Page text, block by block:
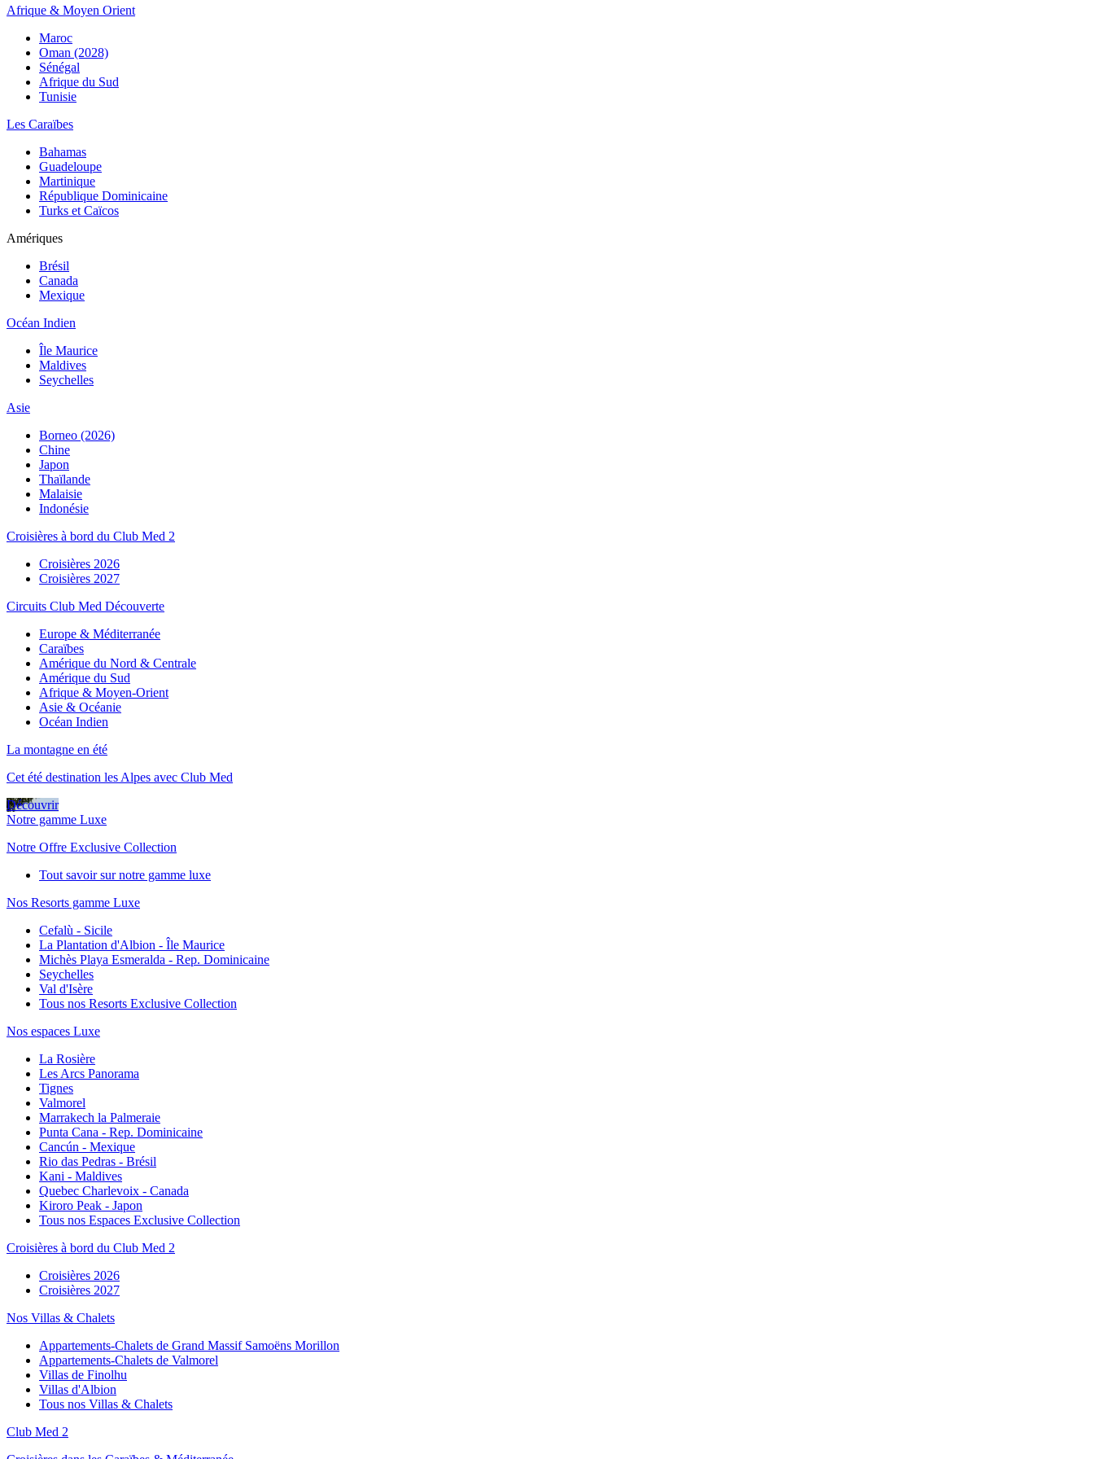
Afrique & Moyen Orient
Maroc
Oman (2028)
Sénégal
Afrique du Sud
Tunisie
Les Caraïbes
Bahamas
Guadeloupe
Martinique
République Dominicaine
Turks et Caïcos
Amériques
Brésil
Canada
Mexique
Océan Indien
Île Maurice
Maldives
Seychelles
Asie
Borneo (2026)
Chine
Japon
Thaïlande
Malaisie
Indonésie
Croisières à bord du Club Med 2
Croisières 2026
Croisières 2027
Circuits Club Med Découverte
Europe & Méditerranée
Caraïbes
Amérique du Nord & Centrale
Amérique du Sud
Afrique & Moyen-Orient
Asie & Océanie
Océan Indien
La montagne en été
Cet été destination les Alpes avec Club Med
Découvrir
Notre gamme Luxe
Notre Offre Exclusive Collection
Tout savoir sur notre gamme luxe
Nos Resorts gamme Luxe
Cefalù - Sicile
La Plantation d'Albion - Île Maurice
Michès Playa Esmeralda - Rep. Dominicaine
Seychelles
Val d'Isère
Tous nos Resorts Exclusive Collection
Nos espaces Luxe
La Rosière
Les Arcs Panorama
Tignes
Valmorel
Marrakech la Palmeraie
Punta Cana - Rep. Dominicaine
Cancún - Mexique
Rio das Pedras - Brésil
Kani - Maldives
Quebec Charlevoix - Canada
Kiroro Peak - Japon
Tous nos Espaces Exclusive Collection
Croisières à bord du Club Med 2
Croisières 2026
Croisières 2027
Nos Villas & Chalets
Appartements-Chalets de Grand Massif Samoëns Morillon
Appartements-Chalets de Valmorel
Villas de Finolhu
Villas d'Albion
Tous nos Villas & Chalets
Club Med 2